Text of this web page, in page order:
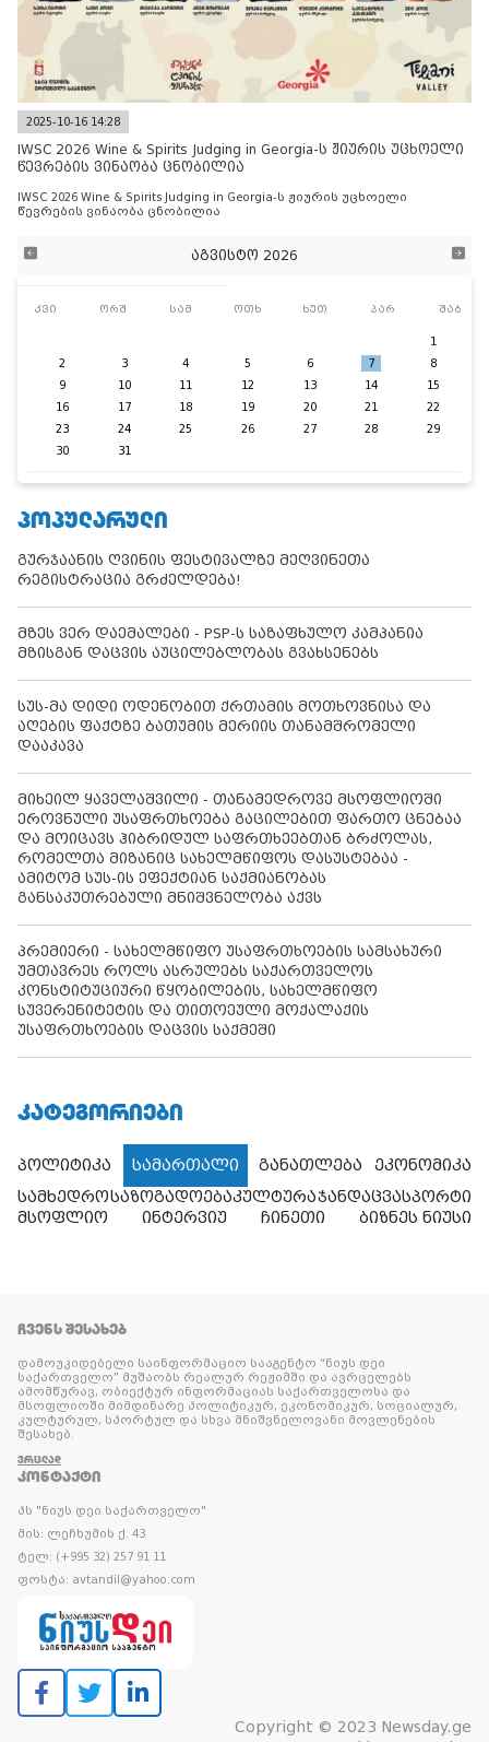
2025-10-16 14:28
IWSC 2026 Wine & Spirits Judging in Georgia-ს ჟიურის უცხოელი
წევრების ვინაობა ცნობილია
IWSC 2026 Wine & Spirits Judging in Georgia-ს ჟიურის უცხოელი
წევრების ვინაობა ცნობილია
აგვისტო 2026
კვი ორშ სამ ოთხ ხუთ პარ შაბ
1
2
3 4 5 6 7
8
9
10 11 12 13 14
15
16
17 18 19 20 21
22
23
24 25 26 27 28
29
30
31
ᲞᲝᲞᲣᲚᲐᲠᲣᲚᲘ
გურჯაანის ღვინის ფესტივალზე მეღვინეთა
რეგისტრაცია გრძელდება!
მზეს ვერ დაემალები - PSP-ს საზაფხულო კამპანია
მზისგან დაცვის აუცილებლობას გვახსენებს
სუს-მა დიდი ოდენობით ქრთამის მოთხოვნისა და
აღების ფაქტზე ბათუმის მერიის თანამშრომელი
დააკავა
მიხეილ ყაველაშვილი - თანამედროვე მსოფლიოში
ეროვნული უსაფრთხოება გაცილებით ფართო ცნებაა
და მოიცავს ჰიბრიდულ საფრთხეებთან ბრძოლას,
რომელთა მიზანიც სახელმწიფოს დასუსტებაა -
ამიტომ სუს-ის ეფექტიან საქმიანობას
განსაკუთრებული მნიშვნელობა აქვს
პრემიერი - სახელმწიფო უსაფრთხოების სამსახური
უმთავრეს როლს ასრულებს საქართველოს
კონსტიტუციური წყობილების, სახელმწიფო
სუვერენიტეტის და თითოეული მოქალაქის
უსაფრთხოების დაცვის საქმეში
ᲙᲐᲢᲔᲒᲝᲠᲘᲔᲑᲘ
პოლიტიკა სამართალი განათლება
ეკონომიკა
სამხედროსაზოგადოებაკულტურაჯანდაცვასპორტი
მსოფლიო
ინტერვიუ ჩინეთი ბიზნეს ნიუსი
ᲩᲕᲔᲜᲡ ᲨᲔᲡᲐᲮᲔᲑ
დამოუკიდებელი საინფორმაციო სააგენტო “ნიუს დეი
საქართველო” მუშაობს რეალურ რეჟიმში და ავრცელებს
ამომწურავ, ობიექტურ ინფორმაციას საქართველოსა და
მსოფლიოში მიმდინარე პოლიტიკურ, ეკონომიკურ, სოციალურ,
კულტურულ, სპორტულ და სხვა მნიშვნელოვანი მოვლენების
შესახებ.
ᲕᲠᲪᲚᲐᲓ
ᲙᲝᲜᲢᲐᲥᲢᲘ
პს "ნიუს დეი საქართველო"
მის: ლეჩხუმის ქ. 43
ტელ: (+995 32) 257 91 11
ფოსტა: avtandil@yahoo.com
Copyright © 2023 Newsday.ge